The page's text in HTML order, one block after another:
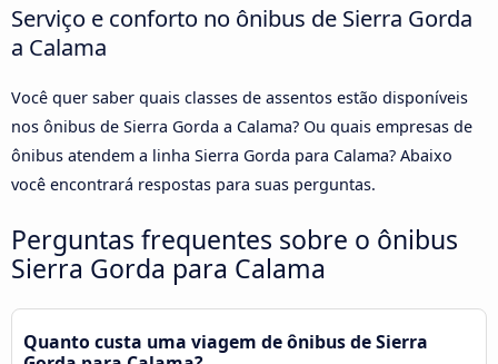
Serviço e conforto no ônibus de Sierra Gorda
a Calama
Você quer saber quais classes de assentos estão disponíveis
nos ônibus de Sierra Gorda a Calama? Ou quais empresas de
ônibus atendem a linha Sierra Gorda para Calama? Abaixo
você encontrará respostas para suas perguntas.
Perguntas frequentes sobre o ônibus
Sierra Gorda para Calama
Quanto custa uma viagem de ônibus de Sierra